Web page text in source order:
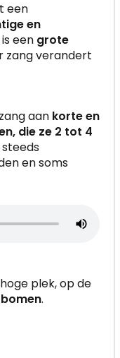
een
en
een grote
zang verandert
aan korte en
die ze 2 tot 4
en soms
plek, op de
.